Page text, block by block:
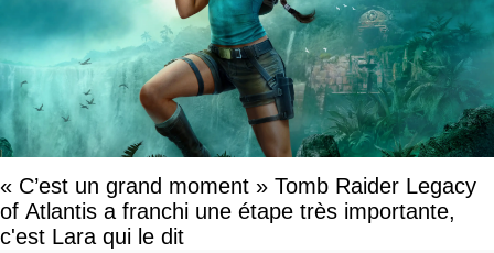
« C’est un grand moment » Tomb Raider Legacy
of Atlantis a franchi une étape très importante,
c'est Lara qui le dit